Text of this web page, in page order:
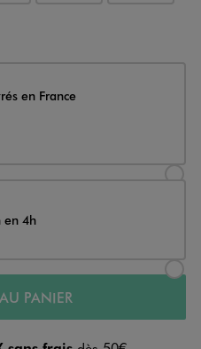
en France
en 4h
PANIER